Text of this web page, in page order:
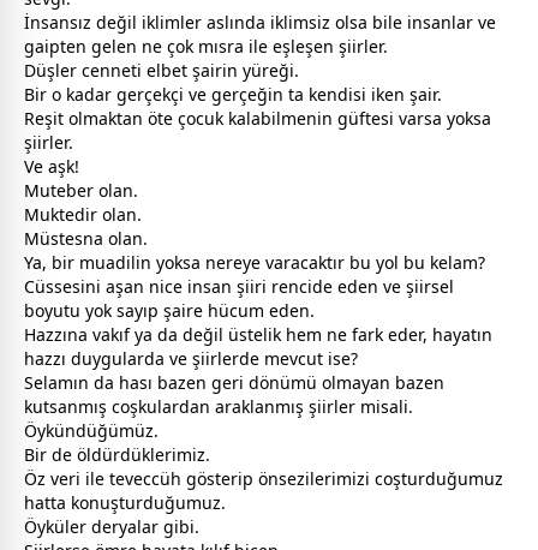
İnsansız değil iklimler aslında iklimsiz olsa bile insanlar ve
gaipten gelen ne çok mısra ile eşleşen şiirler.
Düşler cenneti elbet şairin yüreği.
Bir o kadar gerçekçi ve gerçeğin ta kendisi iken şair.
Reşit olmaktan öte çocuk kalabilmenin güftesi varsa yoksa
şiirler.
Ve aşk!
Muteber olan.
Muktedir olan.
Müstesna olan.
Ya, bir muadilin yoksa nereye varacaktır bu yol bu kelam?
Cüssesini aşan nice insan şiiri rencide eden ve şiirsel
boyutu yok sayıp şaire hücum eden.
Hazzına vakıf ya da değil üstelik hem ne fark eder, hayatın
hazzı duygularda ve şiirlerde mevcut ise?
Selamın da hası bazen geri dönümü olmayan bazen
kutsanmış coşkulardan araklanmış şiirler misali.
Öykündüğümüz.
Bir de öldürdüklerimiz.
Öz veri ile teveccüh gösterip önsezilerimizi coşturduğumuz
hatta konuşturduğumuz.
Öyküler deryalar gibi.